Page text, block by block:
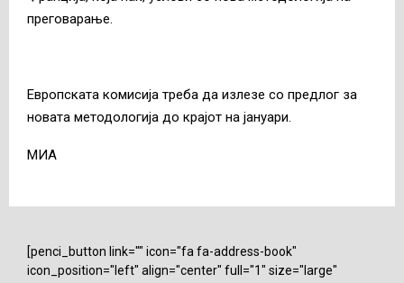
преговарање.
Европската комисија треба да излезе со предлог за
новата методологија до крајот на јануари.
МИА
[penci_button link="" icon="fa fa-address-book"
icon_position="left" align="center" full="1" size="large"